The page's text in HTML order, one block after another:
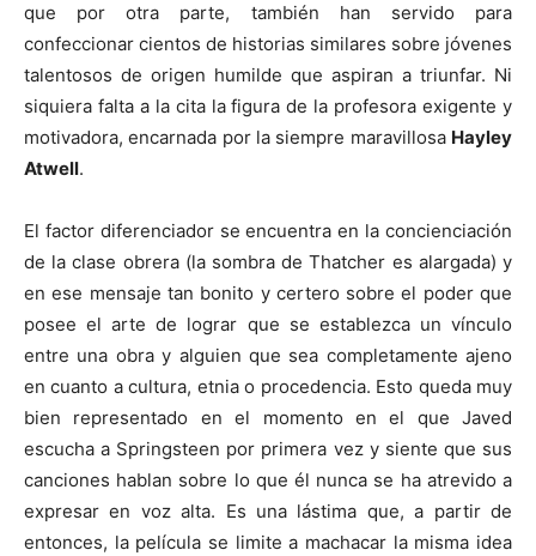
que por otra parte, también han servido para
confeccionar cientos de historias similares sobre jóvenes
talentosos de origen humilde que aspiran a triunfar. Ni
siquiera falta a la cita la figura de la profesora exigente y
motivadora, encarnada por la siempre maravillosa Hayley
Atwell.
El factor diferenciador se encuentra en la concienciación
de la clase obrera (la sombra de Thatcher es alargada) y
en ese mensaje tan bonito y certero sobre el poder que
posee el arte de lograr que se establezca un vínculo
entre una obra y alguien que sea completamente ajeno
en cuanto a cultura, etnia o procedencia. Esto queda muy
bien representado en el momento en el que Javed
escucha a Springsteen por primera vez y siente que sus
canciones hablan sobre lo que él nunca se ha atrevido a
expresar en voz alta. Es una lástima que, a partir de
entonces, la película se limite a machacar la misma idea